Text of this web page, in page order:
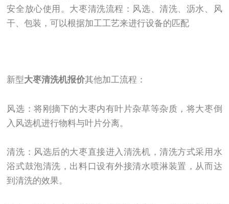
安全放心使用。大枣清洗流程：风选、清洗、沥水、风
干、包装，可以根据加工工艺来进行设备的匹配
新型大枣清洗机报价其他加工流程：
风选：将刚摘下的大枣内有叶片杂草等杂质，将大枣倒
入风选机进行物料与叶片分离。
清洗：风选后的大枣直接进入清洗机，清洗方式采用水
浴式鼓泡清洗，出料口设有外接清水喷淋装置，从而达
到清洗的效果。